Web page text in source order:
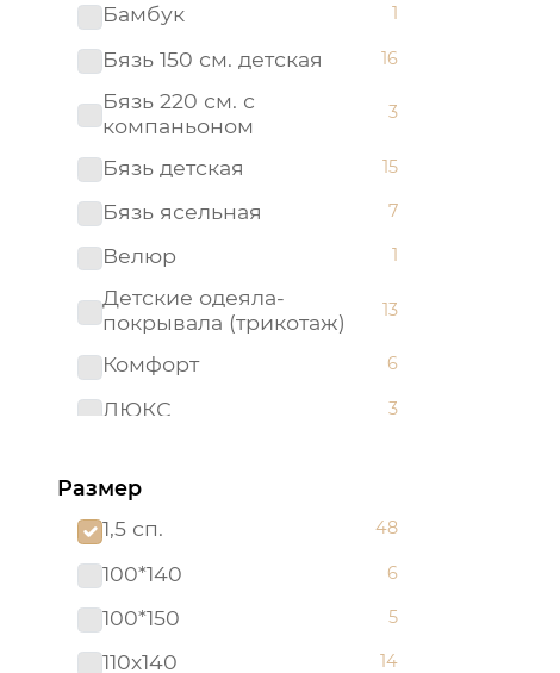
Бамбук
1
Бязь 150 см. детская 16
Бязь 220 см. с
компаньоном
3
Бязь детская 15
Бязь ясельная 7
Велюр 1
Детские одеяла-
покрывала (трикотаж)
13
Комфорт 6
ЛЮКС 3
Махровые полотенца "Арт
Дизайн" (Турция)
Набор в кроватку (бязь) 5
(поплин)
2
Одеяла-покрывала
Размер
1,5 сп.
48
100*140 6
100*150 5
110х140 14